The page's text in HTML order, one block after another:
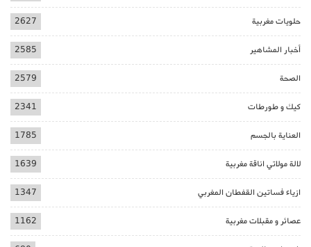
حلويات مغربية 2627
أخبار المشاهير 2585
الصحة 2579
كيك و طورطات 2341
العناية بالجسم 1785
لالة مولاتي اناقة مغربية 1639
ازياء فساتين القفطان المغربي 1347
عصائر و مقبلات مغربية 1162